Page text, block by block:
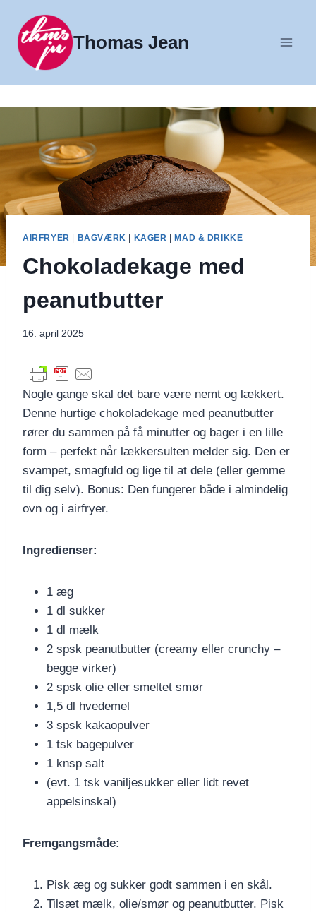
indhold
Thomas Jean
AIRFRYER BAGVÆRK KAGER MAD & DRIKKE
Chokoladekage med
peanutbutter
16. april 2025
Nogle gange skal det bare være nemt og lækkert.
Denne hurtige chokoladekage med peanutbutter
rører du sammen på få minutter og bager i en lille
form – perfekt når lækkersulten melder sig. Den er
svampet, smagfuld og lige til at dele (eller gemme
til dig selv). Bonus: Den fungerer både i almindelig
ovn og i airfryer.
Ingredienser:
1 æg
1 dl sukker
1 dl mælk
2 spsk peanutbutter (creamy eller crunchy –
begge virker)
2 spsk olie eller smeltet smør
1,5 dl hvedemel
3 spsk kakaopulver
1 tsk bagepulver
1 knsp salt
(evt. 1 tsk vaniljesukker eller lidt revet
appelsinskal)
Fremgangsmåde:
Pisk æg og sukker godt sammen i en skål.
Tilsæt mælk, olie/smør og peanutbutter. Pisk